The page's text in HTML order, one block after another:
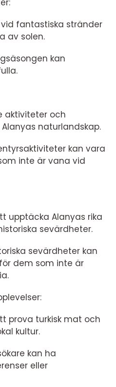
vid fantastiska stränder
av solen.
kan
aktiviteter och
naturlandskap.
kan vara
inte är vana vid
upptäcka Alanyas rika
sevärdheter.
sevärdheter kan
dem som inte är
prova turkisk mat och
kultur.
kan ha
eller